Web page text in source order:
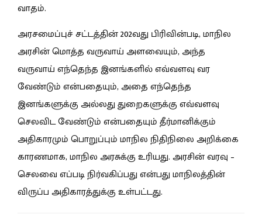
வாதம்.
அரசமைப்புச் சட்டத்தின் 202வது பிரிவின்படி, மாநில
அரசின் மொத்த வருவாய் அளவையும், அந்த
வருவாய் எந்தெந்த இனங்களில் எவ்வளவு வர
வேண்டும் என்பதையும், அதை எந்தெந்த
இனங்களுக்கு அல்லது துறைகளுக்கு எவ்வளவு
செலவிட வேண்டும் என்பதையும் தீர்மானிக்கும்
அதிகாரமும் பொறுப்பும் மாநில நிதிநிலை அறிக்கை
காரணமாக, மாநில அரசுக்கு உரியது. அரசின் வரவு –
செலவை எப்படி நிர்வகிப்பது என்பது மாநிலத்தின்
விருப்ப அதிகாரத்துக்கு உள்பட்டது.